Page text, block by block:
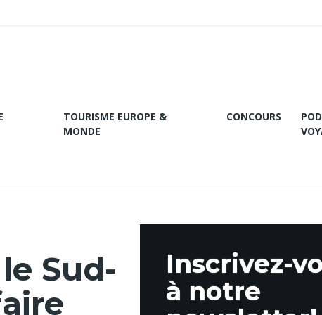
TOURISME EUROPE &
MONDE
CONCOURS
Sud-
Inscrivez-
à notre